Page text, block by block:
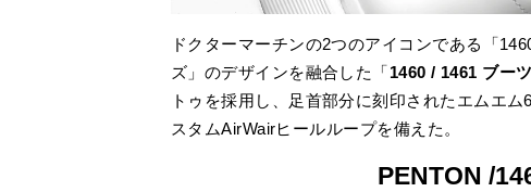
ドクターマーチンの2つのアイコンである「
ズ」のデザインを融合した「1460 / 1461 ブーツ
トゥを採用し、足首部分に刻印されたエムエ
スタムAirWairヒールループを備えた。
PENTON /